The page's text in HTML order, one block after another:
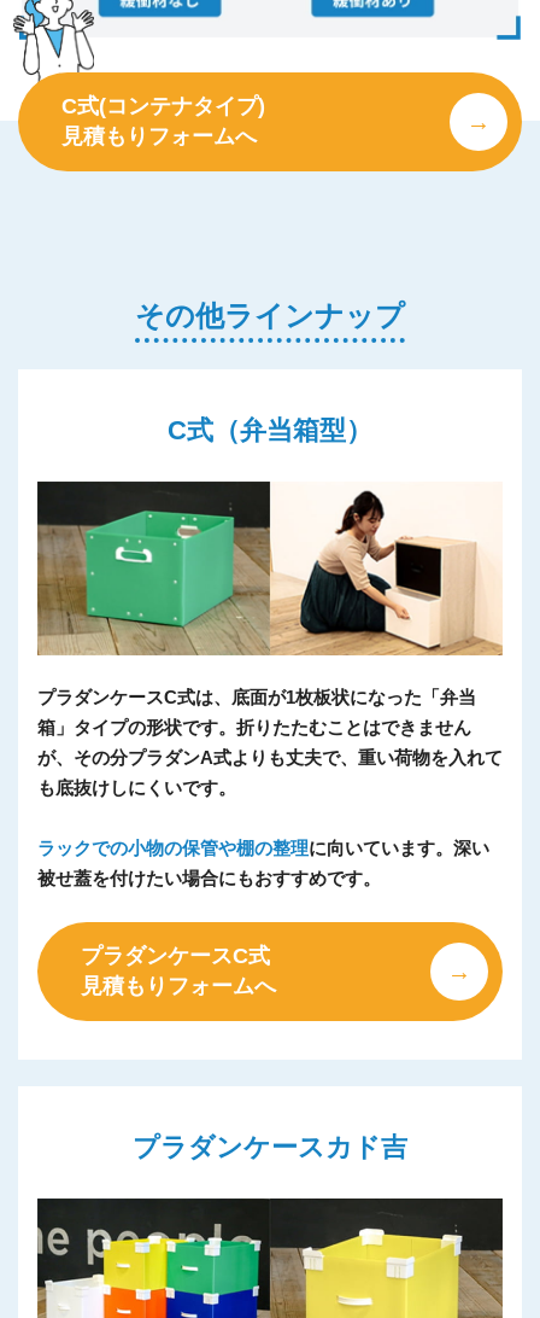
C式(コンテナタイプ)
見積もりフォームへ
その他ラインナップ
C式（弁当箱型）
プラダンケースC式は、底面が1枚板状になった「弁当
箱」タイプの形状です。折りたたむことはできません
が、その分プラダンA式よりも丈夫で、重い荷物を入れて
も底抜けしにくいです。
ラックでの小物の保管や棚の整理に向いています。深い
被せ蓋を付けたい場合にもおすすめです。
プラダンケースC式
見積もりフォームへ
プラダンケースカド吉